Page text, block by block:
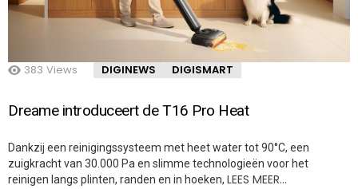
383 Views DIGINEWS DIGISMART
Dreame introduceert de T16 Pro Heat
Dankzij een reinigingssysteem met heet water tot 90°C, een
zuigkracht van 30.000 Pa en slimme technologieën voor het
reinigen langs plinten, randen en in hoeken, LEES MEER…